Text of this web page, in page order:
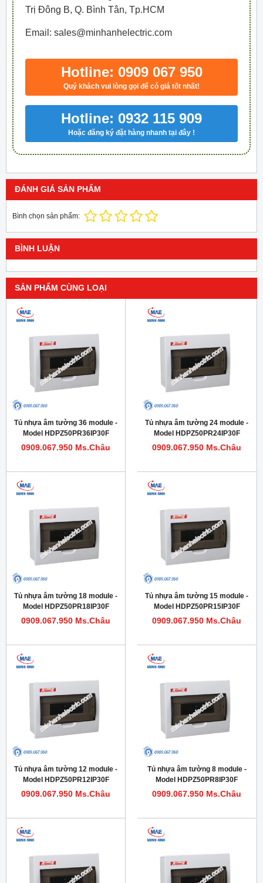
Trị Đông B, Q. Bình Tân, Tp.HCM
Email: sales@minhanhelectric.com
Hotline: 0909 067 950
Quý khách vui lòng gọi để có giá tốt nhất!
Hotline: 0932 115 909
Hoặc đăng ký đặt hàng nhanh tại đây !
ĐÁNH GIÁ SẢN PHẨM
Bình chọn sản phẩm:
BÌNH LUẬN
SẢN PHẨM CÙNG LOẠI
Tủ nhựa âm tường 36 module -
Model HDPZ50PR36IP30F
0909.067.950 Ms.Châu
Tủ nhựa âm tường 24 module -
Model HDPZ50PR24IP30F
0909.067.950 Ms.Châu
Tủ nhựa âm tường 18 module -
Model HDPZ50PR18IP30F
0909.067.950 Ms.Châu
Tủ nhựa âm tường 15 module -
Model HDPZ50PR15IP30F
0909.067.950 Ms.Châu
Tủ nhựa âm tường 12 module -
Model HDPZ50PR12IP30F
0909.067.950 Ms.Châu
Tủ nhựa âm tường 8 module -
Model HDPZ50PR8IP30F
0909.067.950 Ms.Châu